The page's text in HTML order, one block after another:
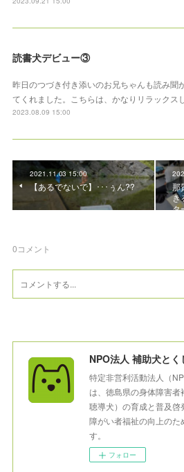
読書犬デビュー③
昨日のつづき付き添いのお兄ちゃんも読み聞
てくれました。こちらは、かなりリラックス
2023.08.09 15:00
2021.11.03 15:00
【あるでないで】･･･ぅん??
那
き
タ
0コメント
NPO法人 補助犬とく
特定非営利活動法人（
は、徳島県の身体障害者
聴導犬）の育成と普及啓
障がい者福祉の向上のた
す。
フォロー